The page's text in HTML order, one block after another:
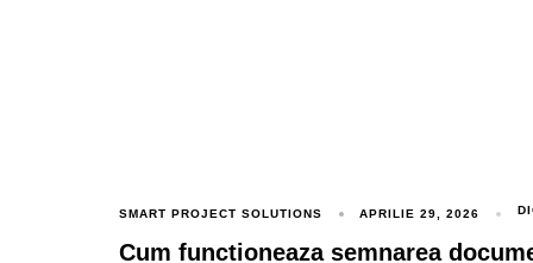
SMART PROJECT SOLUTIONS APRILIE 29, 2026
Cum functioneaza semnarea